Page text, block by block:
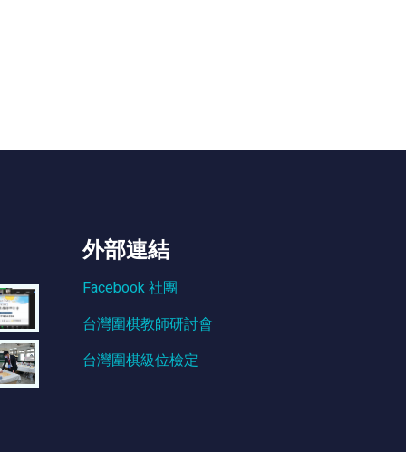
外部連結
Facebook 社團
台灣圍棋教師研討會
台灣圍棋級位檢定